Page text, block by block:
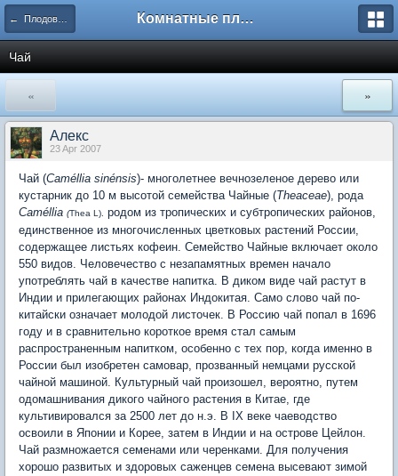
← Плодовые экзоты Комнатные плодовые экзоты
Чай
« »
Aлекc
23 Apr 2007
Чай (Caméllia sinénsis)- многолетнее вечнозеленое дерево или
кустарник до 10 м высотой семейства Чайные (Theaceae), рода
Caméllia (Thea L).
родом из тропических и субтропических районов,
единственное из многочисленных цветковых растений России,
содержащее листьях кофеин. Семейство Чайные включает около
550 видов. Человечество с незапамятных времен начало
употреблять чай в качестве напитка. В диком виде чай растут в
Индии и прилегающих районах Индокитая. Само слово чай по-
китайски означает молодой листочек. В Россию чай попал в 1696
году и в сравнительно короткое время стал самым
распространенным напитком, особенно с тех пор, когда именно в
России был изобретен самовар, прозванный немцами русской
чайной машиной. Культурный чай произошел, вероятно, путем
одомашнивания дикого чайного растения в Китае, где
культивировался за 2500 лет до н.э. В IX веке чаеводство
освоили в Японии и Корее, затем в Индии и на острове Цейлон.
Чай размножается семенами или черенками. Для получения
хорошо развитых и здоровых саженцев семена высевают зимой